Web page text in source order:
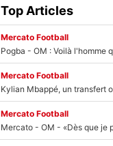
Top Articles
Mercato Football
Pogba - OM : Voilà l'homme
Mercato Football
Kylian Mbappé, un transfert
Mercato Football